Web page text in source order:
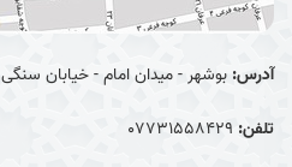
آدرس: بوشهر - میدان امام - خیابان سنگی
تلفن: 07731558429